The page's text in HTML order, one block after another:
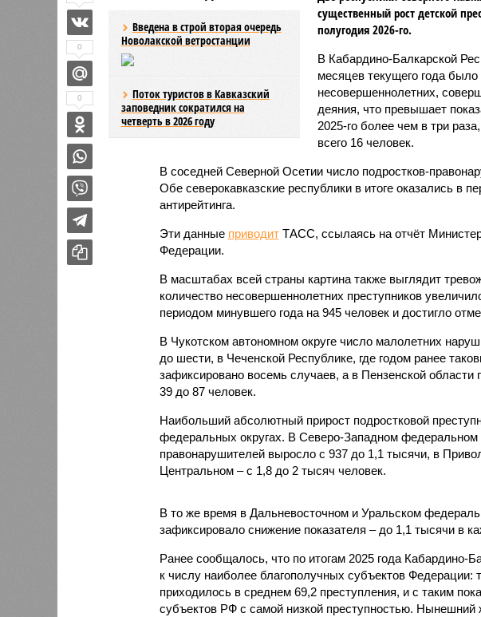
Введена в строй вторая очередь
Новолакской ветростанции
Поток туристов в Кавказский
заповедник сократился на
четверть в 2026 году
существенный рост детской
полугодия 2026-го.
В Кабардино-Балкарской
месяцев текущего года
несовершеннолетних,
деяния, что превышает
2025-го более чем в три
всего 16 человек.
В соседней Северной Осетии число подростков-
Обе северокавказские республики в итоге оказались в
антирейтинга.
Эти данные приводитТАСС, ссылаясь на отчёт
Федерации.
В масштабах всей страны картина также выглядит
количество несовершеннолетних преступников
периодом минувшего года на 945 человек и достигло
В Чукотском автономном округе число малолетних
до шести, в Чеченской Республике, где годом ранее
зафиксировано восемь случаев, а в Пензенской области
39 до 87 человек.
Наибольший абсолютный прирост подростковой
федеральных округах. В Северо-Западном федеральном
правонарушителей выросло с 937 до 1,1 тысячи, в
Центральном – с 1,8 до 2 тысяч человек.
В то же время в Дальневосточном и Уральском
зафиксировало снижение показателя – до 1,1 тысячи в
Ранее сообщалось, что по итогам 2025 года Кабардино-
к числу наиболее благополучных субъектов Федерации:
приходилось в среднем 69,2 преступления, и с таким
субъектов РФ с самой низкой преступностью. Нынешний
0
0